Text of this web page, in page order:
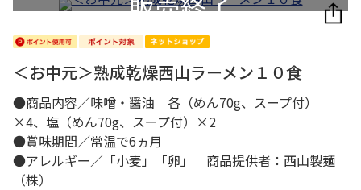
＜お中元＞熟成乾燥西山ラーメン１０食
●商品内容／味噌・醤油 各（めん70g、スープ付）
×4、塩（めん70g、スープ付）×2
●賞味期間／常温で6ヵ月
●アレルギー／「小麦」「卵」 商品提供者：西山製麺
（株）